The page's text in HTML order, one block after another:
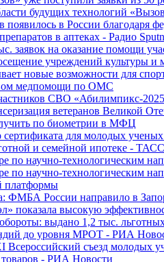
будущих технологий
в России благодаря
в аптеках - Радио
заявок на оказание помощи
учреждений культуры и
новые возможности для
медпомощи по ОМС
СВО «Абилимпикс-
ветеранов Великой
по биометрии в МФЦ
для молодых
и семейной ипотеке - ТАСС
по научно-технологическим
по научно-технологическим
платформы
России направило в
показала высокую
выдано 1,2 тыс.
до уровня МРОТ - РИА
съезд молодых
товаров - РИА Новости